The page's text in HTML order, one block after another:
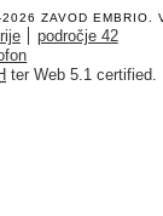
ZAVOD EMBRIO .
področje 42
ter Web 5.1 certified.